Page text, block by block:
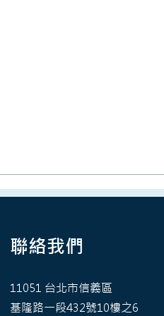
聯絡我們
11051 台北市信義區
基隆路一段432號10樓之6